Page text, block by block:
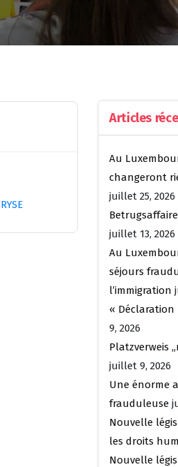
Articles
Au
changeront
juillet 25, 2026
juillet 13, 2026
Au
séjours
l’immigration
«
9, 2026
Platzverweis
juillet 9, 2026
Une énorme
frauduleuse
Nouvelle
les droits
Nouvelle